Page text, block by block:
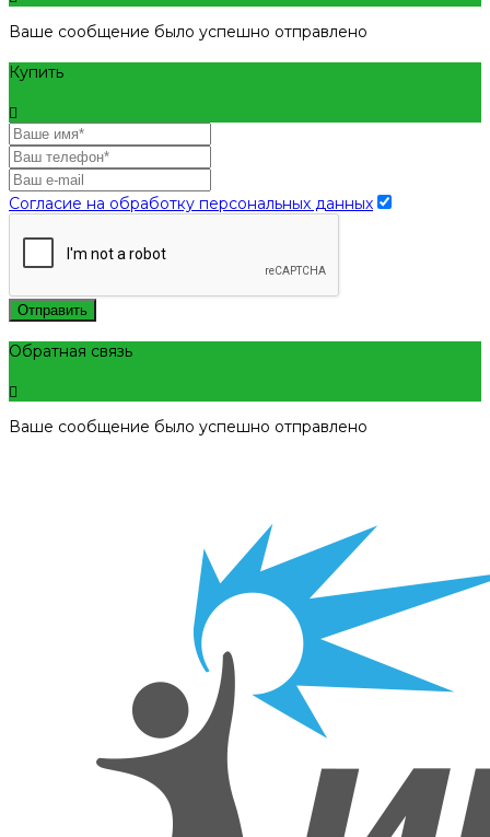
Ваше сообщение было успешно отправлено
Купить
Согласие на обработку персональных данных
Отправить
Обратная связь
Ваше сообщение было успешно отправлено